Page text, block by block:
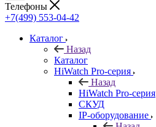
Телефоны
+7(499) 553-04-42
Каталог
Назад
Каталог
HiWatch Pro-серия
Назад
HiWatch Pro-серия
CКУД
IP-оборудование